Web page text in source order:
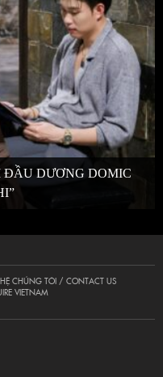
DƯƠNG DOMIC
CHÚNG TÔI / CONTACT US
VIETNAM